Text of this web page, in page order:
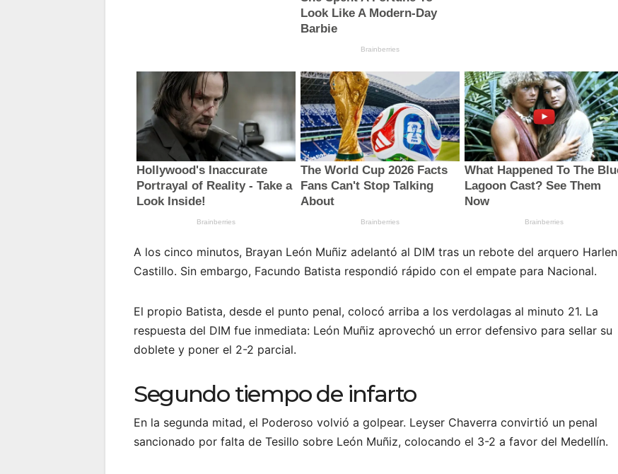
A los cinco minutos, Brayan León Muñiz adelantó al DIM tras un rebote del arquero Harlen
Castillo. Sin embargo, Facundo Batista respondió rápido con el empate para Nacional.
El propio Batista, desde el punto penal, colocó arriba a los verdolagas al minuto 21. La
respuesta del DIM fue inmediata: León Muñiz aprovechó un error defensivo para sellar su
doblete y poner el 2-2 parcial.
Segundo tiempo de infarto
En la segunda mitad, el Poderoso volvió a golpear. Leyser Chaverra convirtió un penal
sancionado por falta de Tesillo sobre León Muñiz, colocando el 3-2 a favor del Medellín.